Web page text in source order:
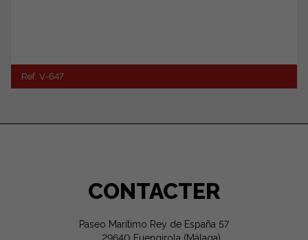
Ref. V-647
CONTACTER
Paseo Marítimo Rey de España 57